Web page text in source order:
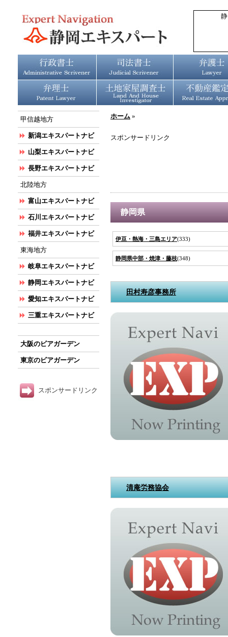
ホーム »
スポンサードリンク
静岡県
伊豆・熱海・三島エリア(333)
静岡県中部・焼津・藤枝(348)
田村寿彦事務所
清庵労務協会
甲信越地方
新潟エキスパートナビ
山梨エキスパートナビ
長野エキスパートナビ
北陸地方
富山エキスパートナビ
石川エキスパートナビ
福井エキスパートナビ
東海地方
岐阜エキスパートナビ
静岡エキスパートナビ
愛知エキスパートナビ
三重エキスパートナビ
大阪のビアガーデン
東京のビアガーデン
スポンサードリンク